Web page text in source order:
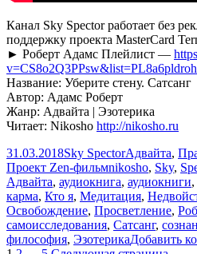
Канал Sky Spector работает без
поддержку проекта MasterCard
► Роберт Адамс Плейлист —
Название: Уберите стену. Сатсанг
Автор: Адамс Роберт
Жанр: Адвайта | Эзотерика
Читает: Nikosho http://nikosho.ru
Опубликовано
31.03.2018Автор
Sky SpectorРубрики
Адвайта,
Проект Zen-фильмМетки
nikosho, Sky,
Адвайта, аудиокнига, аудиокниги,
карма, Кто я, Медитация,
Освобождение, Просветление,
самоисследования, Сатсанг,
философия, ЭзотерикаДобавить